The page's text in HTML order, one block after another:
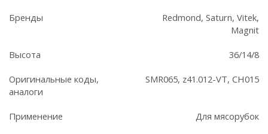
Бренды
Redmond, Saturn, Vitek,
Magnit
Высота 36/14/8
Оригинальные коды,
аналоги
SMR065, z41.012-VT, CH015
Применение Для мясорубок